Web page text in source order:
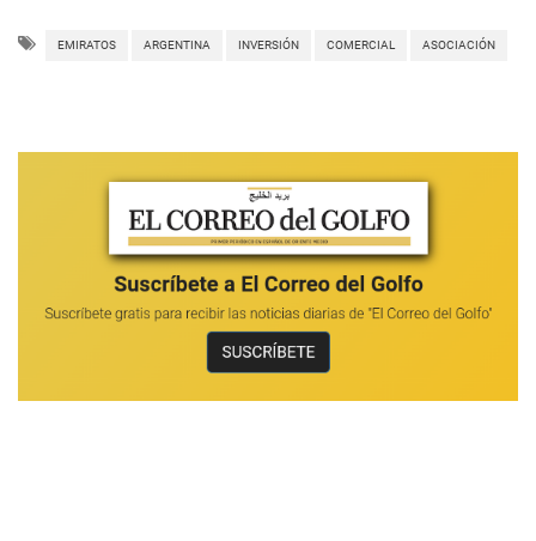
EMIRATOS ARGENTINA INVERSIÓN COMERCIAL ASOCIACIÓN